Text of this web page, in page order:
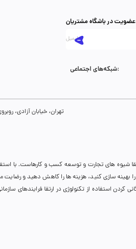
شبکه‌های اجتماعی:
تهران، خیابان آزادی، روبروی خیابان
شیوه های تجارت و توسعه کسب و کارهاست. با
را بهینه سازی کنید، هزینه ها را کاهش دهید و
استفاده از تکنولوژی در ارتقا فرایندهای